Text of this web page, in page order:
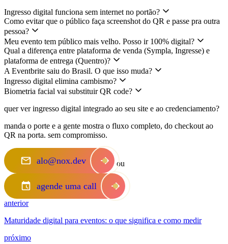
Ingresso digital funciona sem internet no portão?
Como evitar que o público faça screenshot do QR e passe pra outra
pessoa?
Meu evento tem público mais velho. Posso ir 100% digital?
Qual a diferença entre plataforma de venda (Sympla, Ingresse) e
plataforma de entrega (Quentro)?
A Eventbrite saiu do Brasil. O que isso muda?
Ingresso digital elimina cambismo?
Biometria facial vai substituir QR code?
quer ver ingresso digital integrado ao seu site e ao credenciamento?
manda o porte e a gente mostra o fluxo completo, do checkout ao
QR na porta. sem compromisso.
alo@nox.dev ou
agende uma call
anterior
Maturidade digital para eventos: o que significa e como medir
próximo